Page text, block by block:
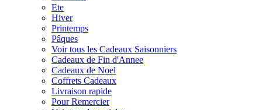
Ete
Hiver
Printemps
Pâques
Voir tous les Cadeaux Saisonniers
Cadeaux de Fin d'Annee
Cadeaux de Noel
Coffrets Cadeaux
Livraison rapide
Pour Remercier